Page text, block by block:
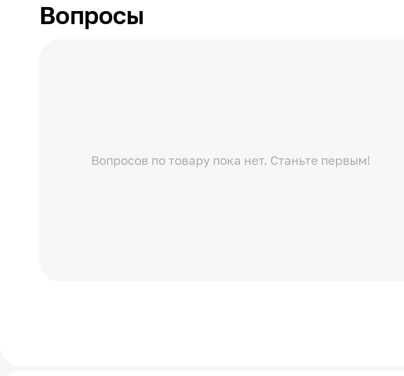
Вопросы
Вопросов по товару пока нет. Станьте первым!